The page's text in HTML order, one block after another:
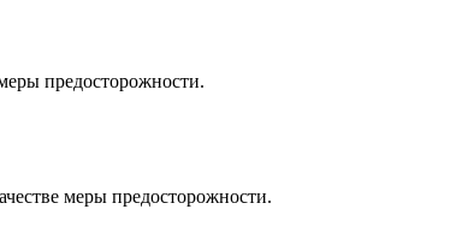
предосторожности.
меры предосторожности.